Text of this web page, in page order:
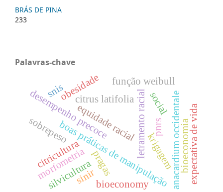
BRÁS DE PINA
233
Palavras-chave
equidade racialletramento racial
boas práticas de manipulação
citrus latifolia
citricultura
desempenho precoce anacardium occidentale
pragas
morfometria
função weibull
silvicultura
sobrepeso
obesidade
krigagem
bioeconomy
bioeconomia
pnrs
snis
sinir
social expectativa de vida